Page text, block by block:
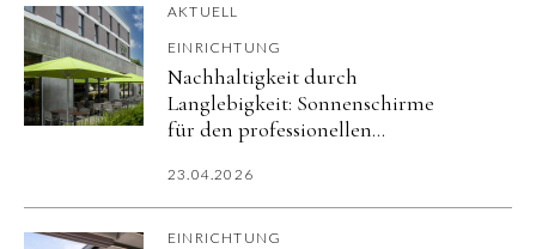
AKTUELL
EINRICHTUNG
Nachhaltigkeit durch
Langlebigkeit: Sonnenschirme
für den professionellen
23.04.2026
EINRICHTUNG